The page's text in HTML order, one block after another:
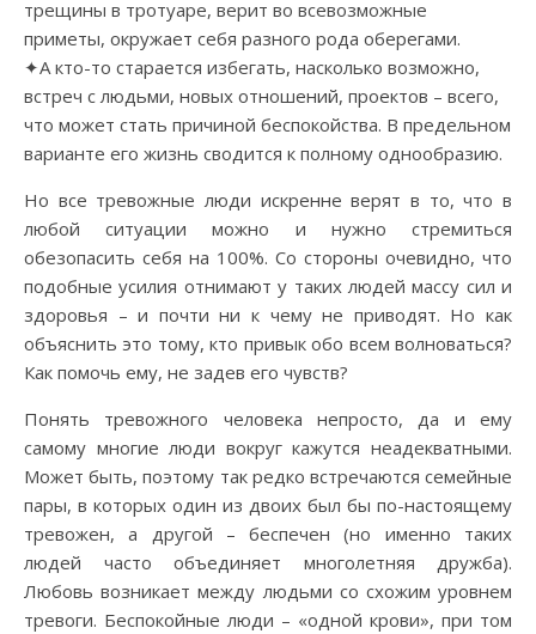
трещины в тротуаре, верит во всевозможные
приметы, окружает себя разного рода оберегами.
✦А кто-то старается избегать, насколько возможно,
встреч с людьми, новых отношений, проектов – всего,
что может стать причиной беспокойства. В предельном
варианте его жизнь сводится к полному однообразию.
Но все тревожные люди искренне верят в то, что в
любой ситуации можно и нужно стремиться
обезопасить себя на 100%. Со стороны очевидно, что
подобные усилия отнимают у таких людей массу сил и
здоровья – и почти ни к чему не приводят. Но как
объяснить это тому, кто привык обо всем волноваться?
Как помочь ему, не задев его чувств?
Понять тревожного человека непросто, да и ему
самому многие люди вокруг кажутся неадекватными.
Может быть, поэтому так редко встречаются семейные
пары, в которых один из двоих был бы по-настоящему
тревожен, а другой – беспечен (но именно таких
людей часто объединяет многолетняя дружба).
Любовь возникает между людьми со схожим уровнем
тревоги. Беспокойные люди – «одной крови», при том